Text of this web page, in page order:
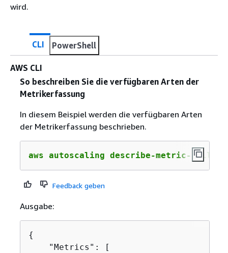
wird.
CLI PowerShell
AWS CLI
So beschreiben Sie die verfügbaren Arten der
Metrikerfassung
In diesem Beispiel werden die verfügbaren Arten
der Metrikerfassung beschrieben.
aws autoscaling describe-metric-
Feedback geben
Ausgabe:
{
    "Metrics": [